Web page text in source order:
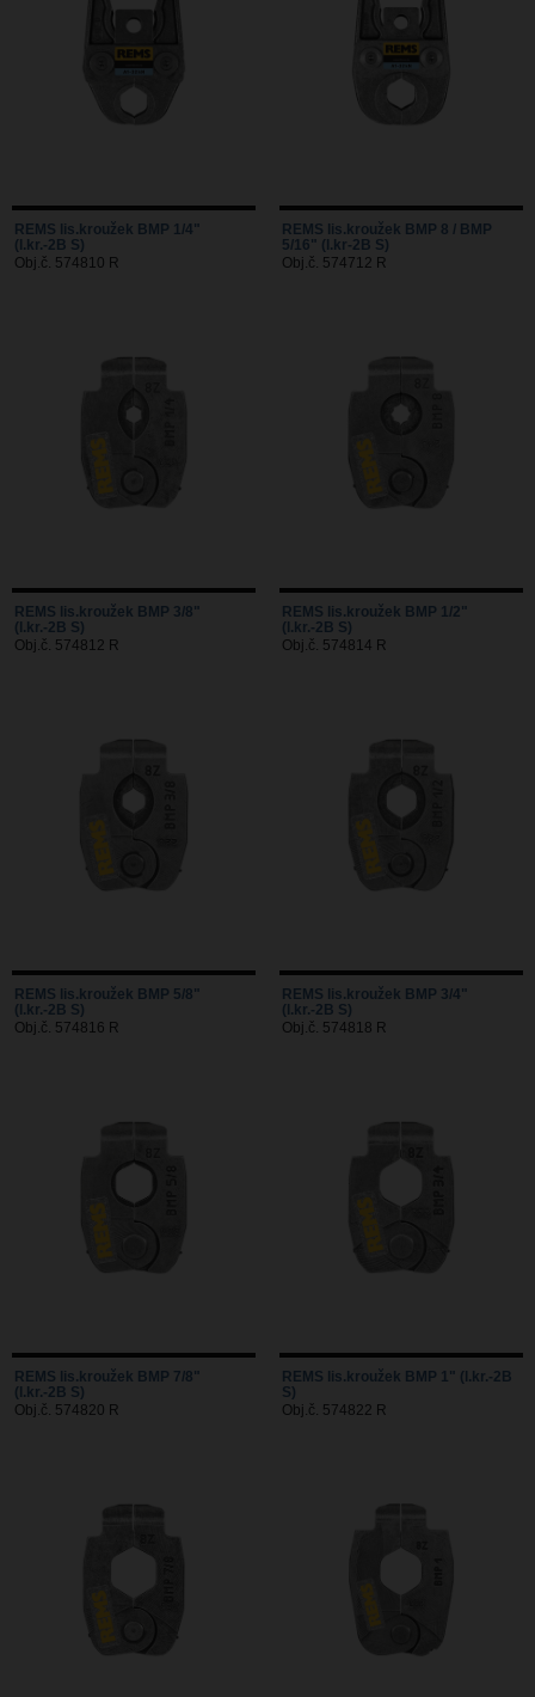
REMS lis.kroužek BMP 1/4"
(l.kr.-2B S)
Obj.č. 574810 R
REMS lis.kroužek BMP 8 / BMP
5/16" (l.kr-2B S)
Obj.č. 574712 R
REMS lis.kroužek BMP 3/8"
(l.kr.-2B S)
Obj.č. 574812 R
REMS lis.kroužek BMP 1/2"
(l.kr.-2B S)
Obj.č. 574814 R
REMS lis.kroužek BMP 5/8"
(l.kr.-2B S)
Obj.č. 574816 R
REMS lis.kroužek BMP 3/4"
(l.kr.-2B S)
Obj.č. 574818 R
REMS lis.kroužek BMP 7/8"
(l.kr.-2B S)
Obj.č. 574820 R
REMS lis.kroužek BMP 1" (l.kr.-2B
S)
Obj.č. 574822 R